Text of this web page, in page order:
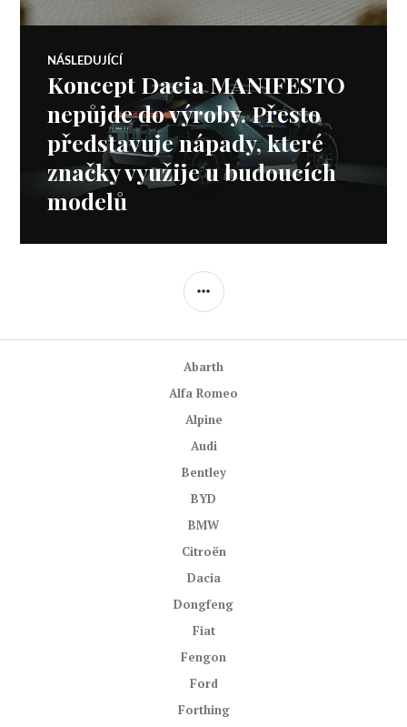
NÁSLEDUJÍCÍ
Následující
příspěvek:
Koncept Dacia MANIFESTO
nepůjde do výroby. Přesto
představuje nápady, které
značky využije u budoucích
modelů
POSTRANNÍ
Abarth
Alfa Romeo
Alpine
Audi
Bentley
BYD
BMW
Citroën
Dacia
Dongfeng
Fiat
Fengon
Ford
Forthing